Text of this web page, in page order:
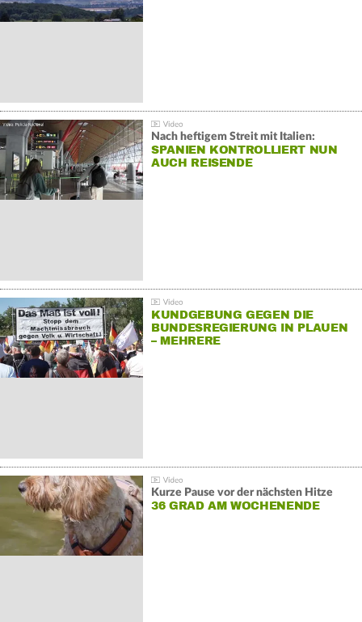
Nach heftigem Streit mit Italien:
SPANIEN KONTROLLIERT NUN
AUCH REISENDE
KUNDGEBUNG GEGEN DIE
BUNDESREGIERUNG IN PLAUEN
– MEHRERE
Kurze Pause vor der nächsten Hitze
36 GRAD AM WOCHENENDE